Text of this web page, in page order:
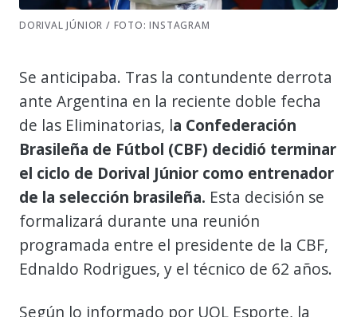
DORIVAL JÚNIOR / FOTO: INSTAGRAM
Se anticipaba. Tras la contundente derrota
ante Argentina en la reciente doble fecha
de las Eliminatorias, la Confederación
Brasileña de Fútbol (CBF) decidió terminar
el ciclo de Dorival Júnior como entrenador
de la selección brasileña. Esta decisión se
formalizará durante una reunión
programada entre el presidente de la CBF,
Ednaldo Rodrigues, y el técnico de 62 años.
Según lo informado por UOL Esporte, la